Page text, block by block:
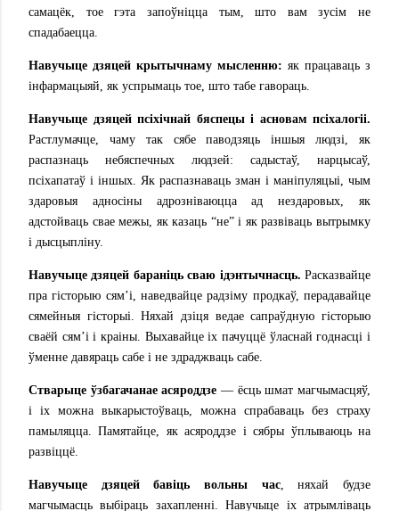
самацёк, тое гэта запоўніцца тым, што вам зусім не
спадабаецца.
Навучыце дзяцей крытычнаму мысленню: як працаваць з
інфармацыяй, як успрымаць тое, што табе гавораць.
Навучыце дзяцей псіхічнай бяспецы і асновам псіхалогіі.
Растлумачце, чаму так сябе паводзяць іншыя людзі, як
распазнаць небяспечных людзей: садыстаў, нарцысаў,
псіхапатаў і іншых. Як распазнаваць зман і маніпуляцыі, чым
здаровыя адносіны адрозніваюцца ад нездаровых, як
адстойваць свае межы, як казаць “не” і як развіваць вытрымку
і дысцыпліну.
Навучыце дзяцей бараніць сваю ідэнтычнасць. Расказвайце
пра гісторыю сям’і, наведвайце радзіму продкаў, перадавайце
сямейныя гісторыі. Няхай дзіця ведае сапраўдную гісторыю
сваёй сям’і і краіны. Выхавайце іх пачуццё ўласнай годнасці і
ўменне давяраць сабе і не здраджваць сабе.
Стварыце ўзбагачанае асяроддзе — ёсць шмат магчымасцяў,
і іх можна выкарыстоўваць, можна спрабаваць без страху
памыляцца. Памятайце, як асяроддзе і сябры ўплываюць на
развіццё.
Навучыце дзяцей бавіць вольны час, няхай будзе
магчымасць выбіраць захапленні. Навучыце іх атрымліваць